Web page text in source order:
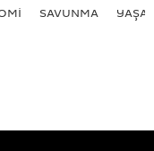
SAVUNMA